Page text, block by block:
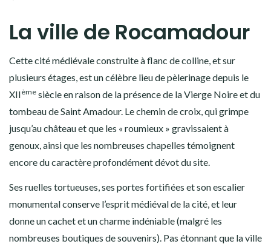
La ville de Rocamadour
Cette cité médiévale construite à flanc de colline, et sur
plusieurs étages, est un célèbre lieu de pèlerinage depuis le
XIIème siècle en raison de la présence de la Vierge Noire et du
tombeau de Saint Amadour. Le chemin de croix, qui grimpe
jusqu’au château et que les « roumieux » gravissaient à
genoux, ainsi que les nombreuses chapelles témoignent
encore du caractère profondément dévot du site.
Ses ruelles tortueuses, ses portes fortifiées et son escalier
monumental conserve l’esprit médiéval de la cité, et leur
donne un cachet et un charme indéniable (malgré les
nombreuses boutiques de souvenirs). Pas étonnant que la ville